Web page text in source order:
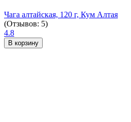
Чага алтайская, 120 г, Кум Алтая
(Отзывов: 5)
4.8
В корзину